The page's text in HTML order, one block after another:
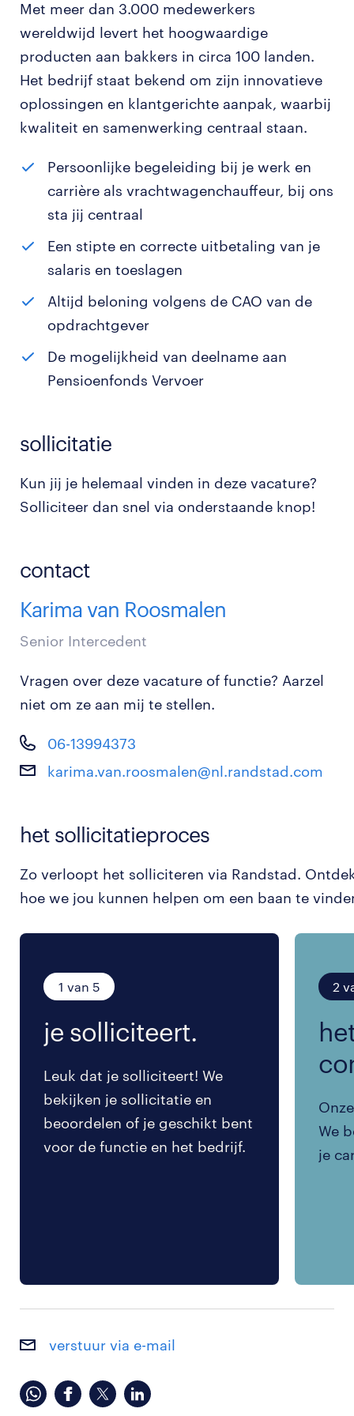
Met meer dan 3.000 medewerkers
wereldwijd levert het hoogwaardige
producten aan bakkers in circa 100 landen.
Het bedrijf staat bekend om zijn innovatieve
oplossingen en klantgerichte aanpak, waarbij
kwaliteit en samenwerking centraal staan.
Persoonlijke begeleiding bij je werk en
carrière als vrachtwagenchauffeur, bij ons
sta jij centraal
Een stipte en correcte uitbetaling van je
salaris en toeslagen
Altijd beloning volgens de CAO van de
opdrachtgever
De mogelijkheid van deelname aan
Pensioenfonds Vervoer
sollicitatie
Kun jij je helemaal vinden in deze vacature?
Solliciteer dan snel via onderstaande knop!
contact
Karima van Roosmalen
Senior Intercedent
Vragen over deze vacature of functie? Aarzel
niet om ze aan mij te stellen.
06-13994373
karima.van.roosmalen@nl.randstad.com
het sollicitatieproces
Zo verloopt het solliciteren via Randstad.
hoe we jou kunnen helpen om een baan te
1 van 5
je solliciteert.
Leuk dat je solliciteert! We
bekijken je sollicitatie en
beoordelen of je geschikt bent
voor de functie en het bedrijf.
2
We
je
verstuur via e-mail